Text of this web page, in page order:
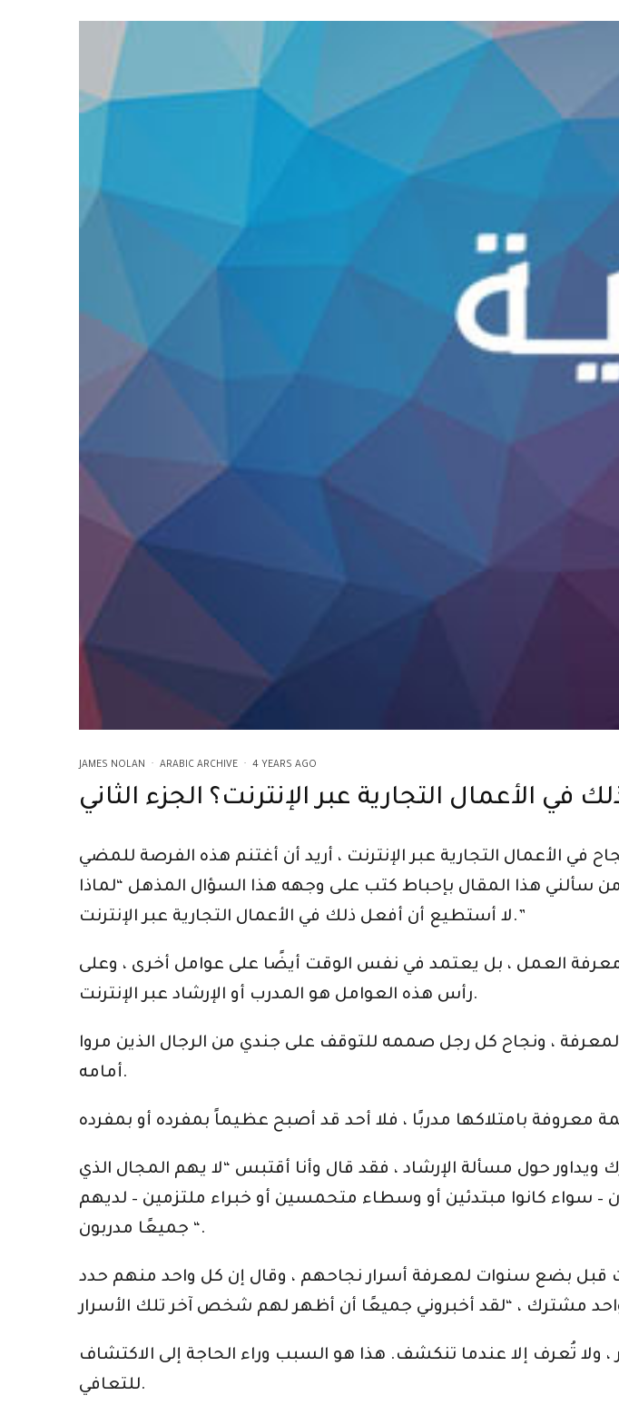
JAMES NOLAN · ARABIC ARCHIVE · 4 YEARS AGO
في الأعمال التجارية عبر الإنترنت؟ الجزء الثاني
في الأعمال التجارية عبر الإنترنت ، أريد أن أغتنم هذه الفرصة للمضي
سألني هذا المقال بإحباط كتب على وجهه هذا السؤال المذهل “لماذا
لا أستطيع أن أفعل ذلك في الأعمال التجارية عبر الإنترنت.”
معرفة العمل ، بل يعتمد في نفس الوقت أيضًا على عوامل أخرى ، وعلى
رأس هذه العوامل هو المدرب أو الإرشاد عبر الإنترنت.
، ونجاح كل رجل صممه للتوقف على جندي من الرجال الذين مروا
أمامه.
حول مسألة الإرشاد ، فقد قال وأنا أقتبس “لا يهم المجال الذي
سواء كانوا مبتدئين أو وسطاء متحمسين أو خبراء ملتزمين – لديهم
جميعًا مدربون “.
قبل بضع سنوات لمعرفة أسرار نجاحهم ، وقال إن كل واحد منهم حدد
ولا تُعرف إلا عندما تنكشف. هذا هو السبب وراء الحاجة إلى الاكتشاف
للتعافي.